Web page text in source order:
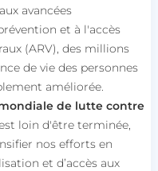
avancées
et à l'accès
(ARV), des millions
de vie des personnes
améliorée.
de lutte contre
loin d'être terminée,
nosefforts en
et d’accès aux